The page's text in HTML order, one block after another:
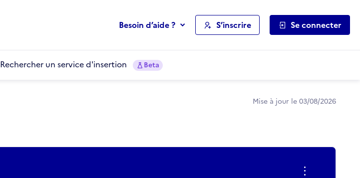
Besoin d’aide ? S’inscrire Se connecter
Rechercher un service d'insertion Beta
Mise à jour le 03/08/2026